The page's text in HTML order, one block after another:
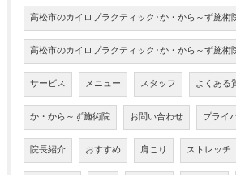
高松市のカイロプラクティック･か・から～ず施術
高松市のカイロプラクティック･か・から～ず施術
サービス メニュー スタッフ よくある
か・から～ず施術院 お問い合わせ プライ
院長紹介 おすすめ 肩こり ストレッチ